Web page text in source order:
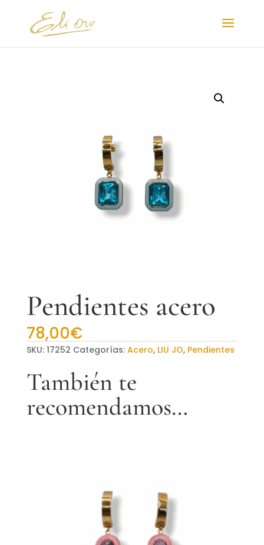
Pendientes acero
78,00€
SKU: 17252 Categorías: Acero, LIU JO, Pendientes
También te
recomendamos…